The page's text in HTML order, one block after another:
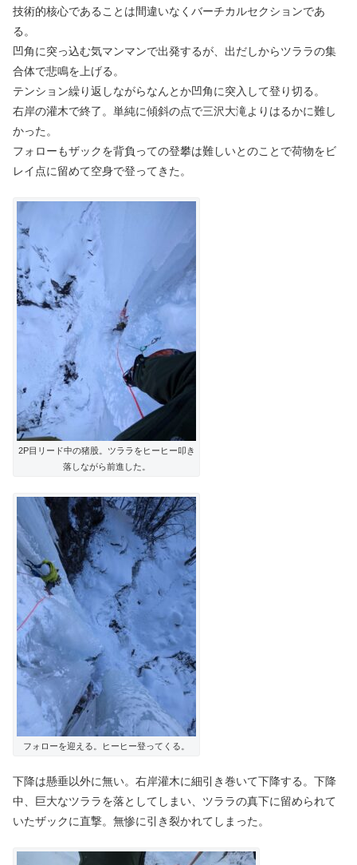
技術的核心であることは間違いなくバーチカルセクションであ
る。
凹角に突っ込む気マンマンで出発するが、出だしからツララの集
合体で悲鳴を上げる。
テンション繰り返しながらなんとか凹角に突入して登り切る。
右岸の灌木で終了。単純に傾斜の点で三沢大滝よりはるかに難し
かった。
フォローもザックを背負っての登攀は難しいとのことで荷物をビ
レイ点に留めて空身で登ってきた。
2P目リード中の猪股。ツララをヒーヒー叩き
落しながら前進した。
フォローを迎える。ヒーヒー登ってくる。
下降は懸垂以外に無い。右岸灌木に細引き巻いて下降する。下降
中、巨大なツララを落としてしまい、ツララの真下に留められて
いたザックに直撃。無惨に引き裂かれてしまった。